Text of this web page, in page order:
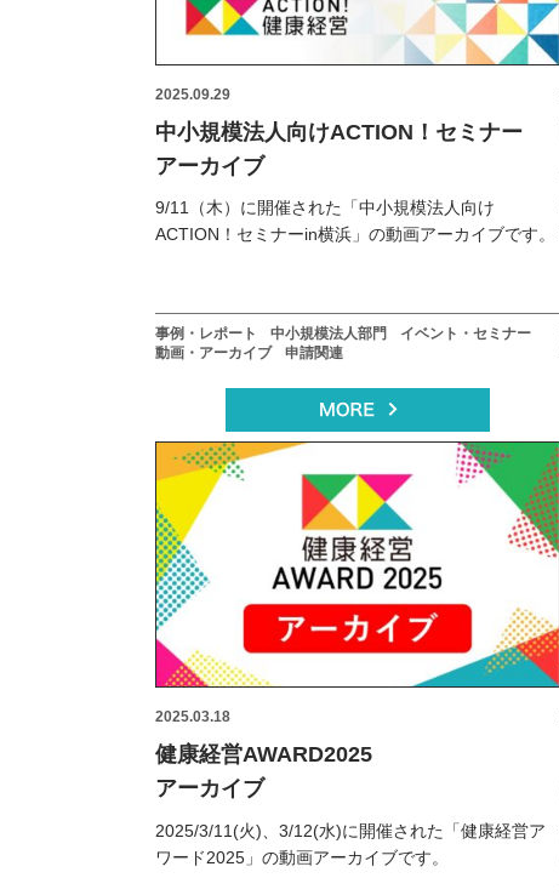
2025.09.29
中小規模法人向けACTION！セミナー
アーカイブ
9/11（木）に開催された「中小規模法人向け
ACTION！セミナーin横浜」の動画アーカイブです。
事例・レポート 中小規模法人部門
イベント・セミナー
動画・アーカイブ
申請関連
2025.03.18
健康経営AWARD2025
アーカイブ
2025/3/11(火)、3/12(水)に開催された「健康経営ア
ワード2025」の動画アーカイブです。